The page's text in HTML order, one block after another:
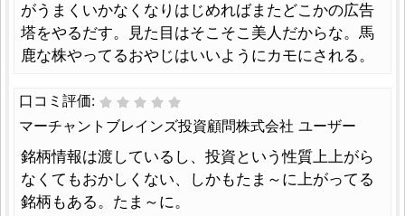
がうまくいかなくなりはじめればまたどこかの広告
塔をやるだす。見た目はそこそこ美人だからな。馬
鹿な株やってるおやじはいいようにカモにされる。
口コミ評価:
マーチャントブレインズ投資顧問株式会社 ユーザー
銘柄情報は渡しているし、投資という性質上上がら
なくてもおかしくない、しかもたま～に上がってる
銘柄もある。たま～に。